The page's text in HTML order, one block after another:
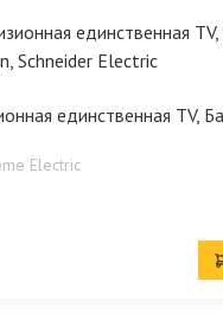
единственная ТV,
Electric